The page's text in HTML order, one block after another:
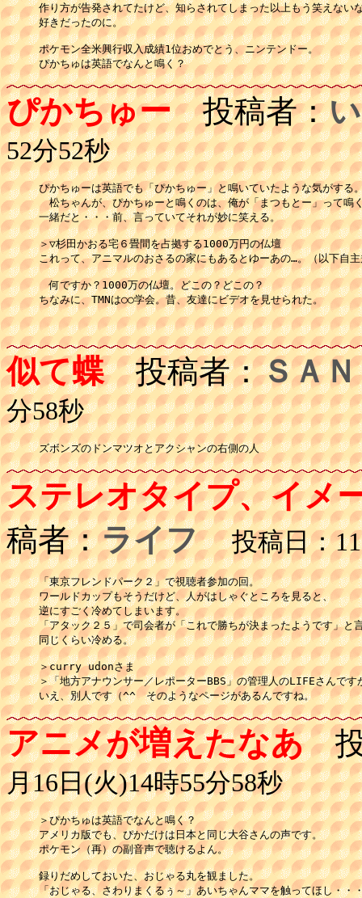
作り方が告発されてたけど、知らされてしまった以上もう笑えない
好きだったのに。
ポケモン全米興行収入成績1位おめでとう、ニンテンドー。
ぴかちゅは英語でなんと鳴く？
ぴかちゅー投稿者：
52分52秒
ぴかちゅーは英語でも「ぴかちゅー」と鳴いていたような気がする
松ちゃんが、ぴかちゅーと鳴くのは、俺が「まつもとー」って鳴
一緒だと・・・前、言っていてそれが妙に笑える。
＞▽杉田かおる宅６畳間を占拠する1000万円の仏壇
これって、アニマルのおさるの家にもあるとゆーあの…。（以下自
何ですか？1000万の仏壇。どこの？どこの？
ちなみに、TMNは○○学会。昔、友達にビデオを見せられた。
似て蝶投稿者：ＳＡ
分58秒
ズボンズのドンマツオとアクシャンの右側の人
ステレオタイプ、イメ
稿者：ライフ 投稿日：11
「東京フレンドパーク２」で視聴者参加の回。
ワールドカップもそうだけど、人がはしゃぐところを見ると、
逆にすごく冷めてしまいます。
「アタック２５」で司会者が「これで勝ちが決まったようです」と
同じくらい冷める。
＞curry udonさま
＞「地方アナウンサー／レポーターBBS」の管理人のLIFEさんです
いえ、別人です（^^　そのようなページがあるんですね。
アニメが増えたなあ投
月16日(火)14時55分58秒
＞ぴかちゅは英語でなんと鳴く？
アメリカ版でも、ぴかだけは日本と同じ大谷さんの声です。
ポケモン（再）の副音声で聴けるよん。
録りだめしておいた、おじゃる丸を観ました。
「おじゃる、さわりまくるぅ～」あいちゃんママを触ってほし・・